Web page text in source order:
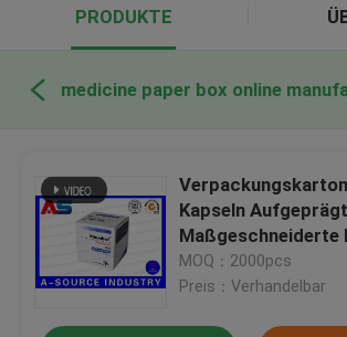
PRODUKTE
medicine paper box online
Kapseln
Maßgeschneiderte
Papierkarton für 50
SGS-Zulassung
MOQ：2000pcs
Preis：Verhandelbar